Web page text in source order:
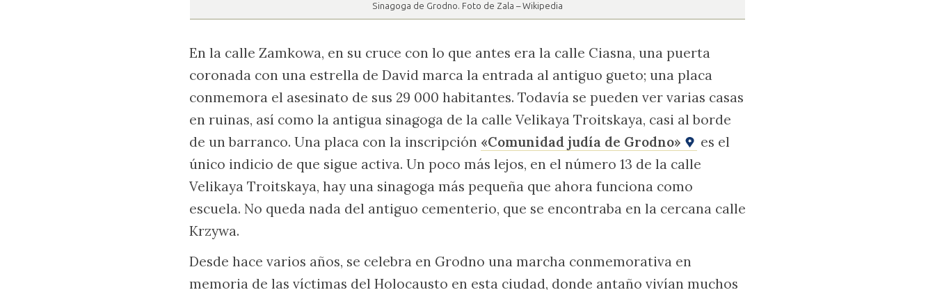
Sinagoga de Grodno. Foto de Zala – Wikipedia
En la calle Zamkowa, en su cruce con lo que antes era la calle Ciasna, una puerta
coronada con una estrella de David marca la entrada al antiguo gueto; una placa
conmemora el asesinato de sus 29 000 habitantes. Todavía se pueden ver varias casas
en ruinas, así como la antigua sinagoga de la calle Velikaya Troitskaya, casi al borde
de un barranco. Una placa con la inscripción «Comunidad judía de Grodno»
es el
único indicio de que sigue activa. Un poco más lejos, en el número 13 de la calle
Velikaya Troitskaya, hay una sinagoga más pequeña que ahora funciona como
escuela. No queda nada del antiguo cementerio, que se encontraba en la cercana calle
Krzywa.
Desde hace varios años, se celebra en Grodno una marcha conmemorativa en
memoria de las víctimas del Holocausto en esta ciudad, donde antaño vivían muchos